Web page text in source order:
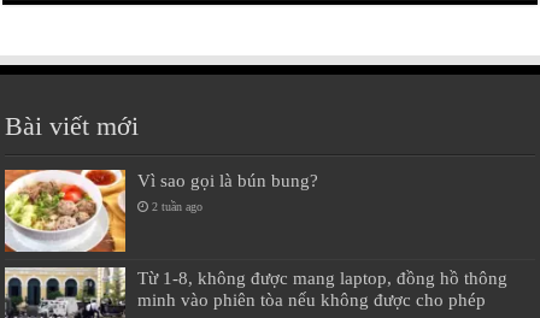
Bài viết mới
Vì sao gọi là bún bung?
2 tuần ago
Từ 1-8, không được mang laptop, đồng hồ thông
minh vào phiên tòa nếu không được cho phép